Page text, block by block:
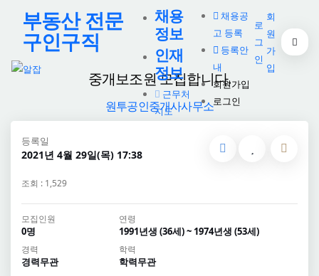
부동산 전문
구인구직
채용
정보
인재
정보
근무처
지도
채용공
고 등록
등록안
내
회원가입
로그인
로
그
인
회
원
가
입
중개보조원 모집합니다.
원투공인중개사사무소
등록일
2021년 4월 29일(목) 17:38
조회 : 1,529
모집인원
0명
연령
1991년생 (36세) ~ 1974년생 (53세)
경력
경력무관
학력
학력무관